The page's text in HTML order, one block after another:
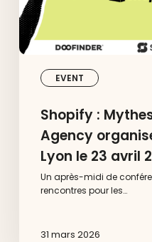
EVENT
événement
à
Lyon
le
Shopify :
Agency
Lyon le 23 avril
Un après-midi de
rencontres pour les…
31 mars 2026